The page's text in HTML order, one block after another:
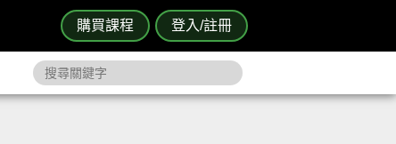
購買課程 登入/註冊